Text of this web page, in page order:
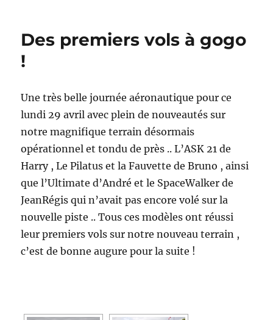
Des premiers vols à gogo
!
Une très belle journée aéronautique pour ce
lundi 29 avril avec plein de nouveautés sur
notre magnifique terrain désormais
opérationnel et tondu de près .. L’ASK 21 de
Harry , Le Pilatus et la Fauvette de Bruno , ainsi
que l’Ultimate d’André et le SpaceWalker de
JeanRégis qui n’avait pas encore volé sur la
nouvelle piste .. Tous ces modèles ont réussi
leur premiers vols sur notre nouveau terrain ,
c’est de bonne augure pour la suite !